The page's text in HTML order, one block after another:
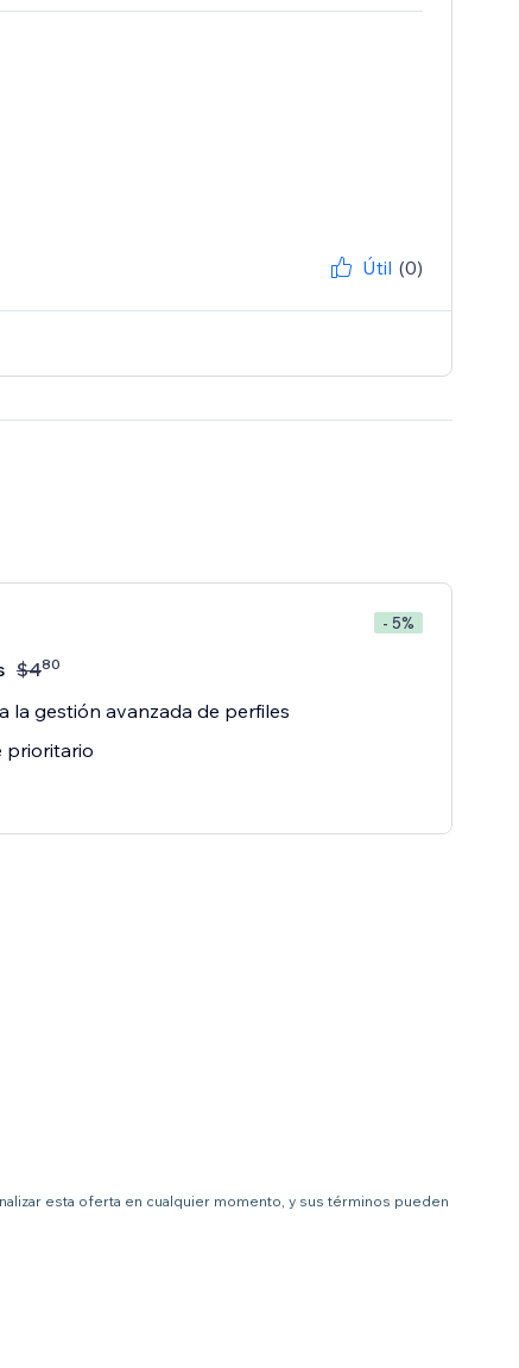
Útil (0)
- 5%
$480
la gestión avanzada de perfiles
prioritario
esta oferta en cualquier momento, y sus términos pueden